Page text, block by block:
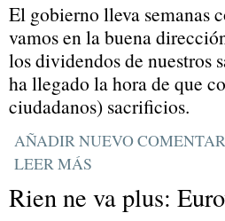
El gobierno lleva semanas
vamos en la buena
los dividendos de nuestros
ha llegado la hora de que
ciudadanos) sacrificios.
AÑADIR NUEVO
LEER MÁS
Rien ne va plus: